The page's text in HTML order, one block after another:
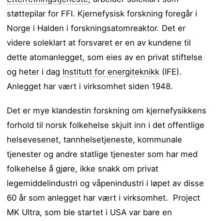
støttepilar for FFI. Kjernefysisk forskning foregår i
Norge i Halden i forskningsatomreaktor. Det er
videre soleklart at forsvaret er en av kundene til
dette atomanlegget, som eies av en privat stiftelse
og heter i dag Institutt for energiteknikk (IFE).
Anlegget har vært i virksomhet siden 1948.
Det er mye klandestin forskning om kjernefysikkens
forhold til norsk folkehelse skjult inn i det offentlige
helsevesenet, tannhelsetjeneste, kommunale
tjenester og andre statlige tjenester som har med
folkehelse å gjøre, ikke snakk om privat
legemiddelindustri og våpenindustri i løpet av disse
60 år som anlegget har vært i virksomhet. Project
MK Ultra, som ble startet i USA var bare en